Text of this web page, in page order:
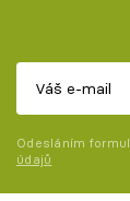
Odesláním
údajů